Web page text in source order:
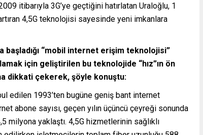
itibarıyla 3G’ye geçtiğini hatırlatan Uraloğlu, 1
4,5G teknolojisi sayesinde yeni imkanlara
başladığı “mobil internet erişim teknolojisi”
için geliştirilen bu teknolojide “hız”ın ön
dikkati çekerek, şöyle konuştu:
edilen 1993’ten bugüne geniş bant internet
abone sayısı, geçen yılın üçüncü çeyreği sonunda
milyona yaklaştı. 4,5G hizmetlerinin sağlıklı